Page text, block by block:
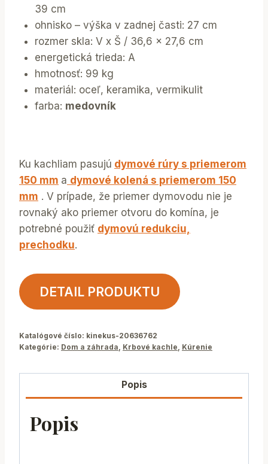
39 cm
ohnisko – výška v zadnej časti: 27 cm
rozmer skla: V x Š / 36,6 x 27,6 cm
energetická trieda: A
hmotnosť: 99 kg
materiál: oceľ, keramika, vermikulit
farba: medovník
Ku kachliam pasujú dymové rúry s priemerom
150 mm a dymové kolená s priemerom 150
mm . V prípade, že priemer dymovodu nie je
rovnaký ako priemer otvoru do komína, je
potrebné použiť dymovú redukciu,
prechodku.
DETAIL PRODUKTU
Katalógové číslo: kinekus-20636762
Kategórie: Dom a záhrada Krbové kachle Kúrenie
Popis
Popis